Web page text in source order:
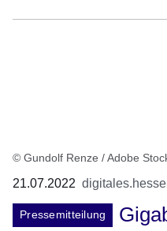
© Gundolf Renze / Adobe
21.07.2022
Pressemitteilung